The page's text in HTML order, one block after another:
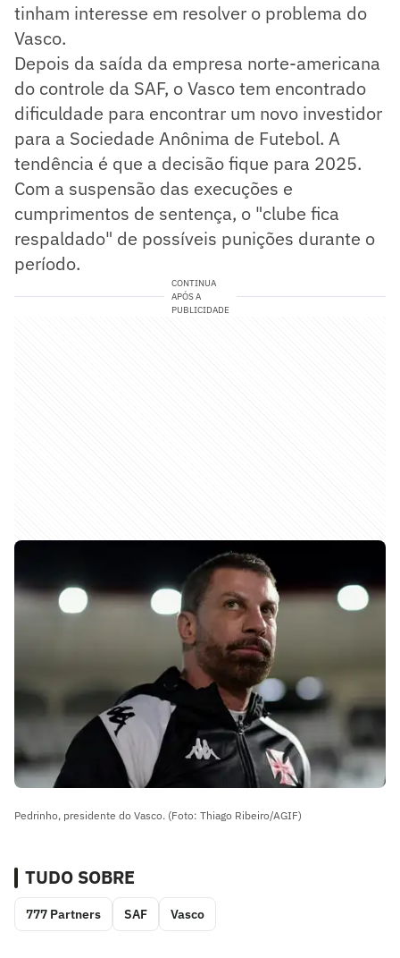
tinham interesse em resolver o problema do
Vasco.
Depois da saída da empresa norte-americana
do controle da SAF, o Vasco tem encontrado
dificuldade para encontrar um novo investidor
para a Sociedade Anônima de Futebol. A
tendência é que a decisão fique para 2025.
Com a suspensão das execuções e
cumprimentos de sentença, o "clube fica
respaldado" de possíveis punições durante o
período.
CONTINUA
APÓS A
PUBLICIDADE
Pedrinho, presidente do Vasco. (Foto: Thiago Ribeiro/AGIF)
TUDO SOBRE
777 Partners SAF Vasco